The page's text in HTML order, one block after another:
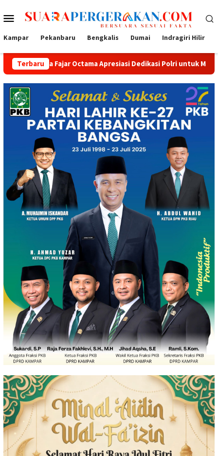
ke
Menu
Mobile
Kampar Pekanbaru Bengkalis Dumai Indragiri Hilir
Terbaru
Octama Apresiasi Dedikasi Polri untuk Masyarakat